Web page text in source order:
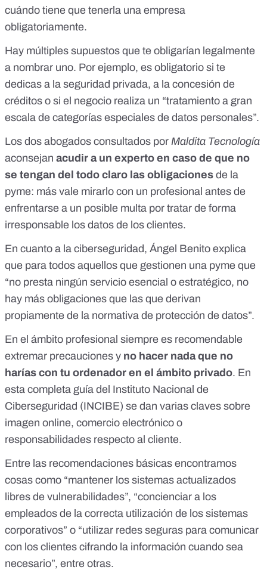
cuándo tiene que tenerla una empresa
obligatoriamente.
Hay múltiples supuestos que te obligarían legalmente
a nombrar uno. Por ejemplo, es obligatorio si te
dedicas a la seguridad privada, a la concesión de
créditos o si el negocio realiza un “tratamiento a gran
escala de categorías especiales de datos personales”.
Los dos abogados consultados por Maldita Tecnología
aconsejan acudir a un experto en caso de que no
se tengan del todo claro las obligaciones de la
pyme: más vale mirarlo con un profesional antes de
enfrentarse a un posible multa por tratar de forma
irresponsable los datos de los clientes.
En cuanto a la ciberseguridad, Ángel Benito explica
que para todos aquellos que gestionen una pyme que
“no presta ningún servicio esencial o estratégico, no
hay más obligaciones que las que derivan
propiamente de la normativa de protección de datos”.
En el ámbito profesional siempre es recomendable
extremar precauciones y no hacer nada que no
harías con tu ordenador en el ámbito privado. En
esta completa guía del Instituto Nacional de
Ciberseguridad (INCIBE) se dan varias claves sobre
imagen online, comercio electrónico o
responsabilidades respecto al cliente.
Entre las recomendaciones básicas encontramos
cosas como “mantener los sistemas actualizados
libres de vulnerabilidades”, “concienciar a los
empleados de la correcta utilización de los sistemas
corporativos” o “utilizar redes seguras para comunicar
con los clientes cifrando la información cuando sea
necesario”, entre otras.